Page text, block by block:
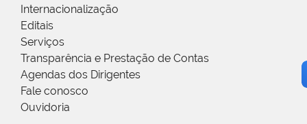
Internacionalização
Editais
Serviços
Transparência e Prestação de Contas
Agendas dos Dirigentes
Fale conosco
Ouvidoria